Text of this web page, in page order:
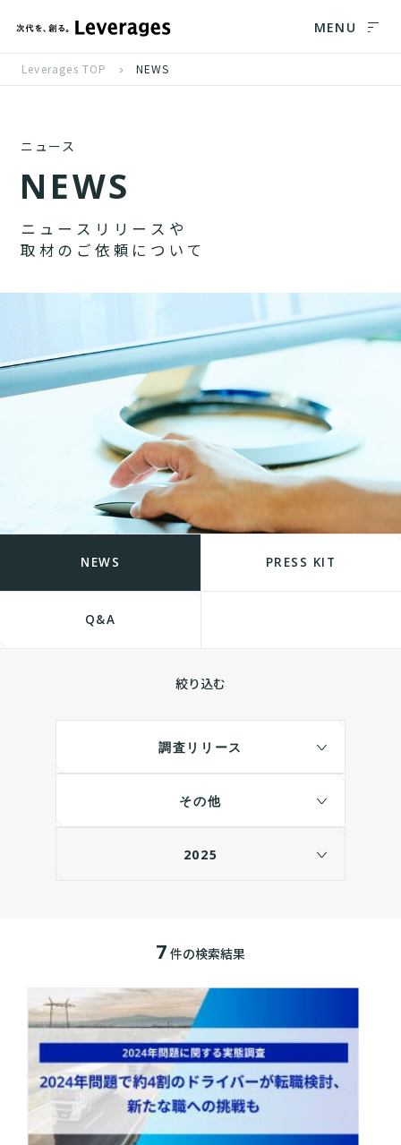
MENU
Leverages TOP NEWS
ニュース
NEWS
ニ ュ ー ス リ リ ー ス や
取 材 の ご 依 頼 に つ い て
NEWS PRESS KIT
Q&A
絞り込む
調査リリース
その他
2025
7 件の検索結果